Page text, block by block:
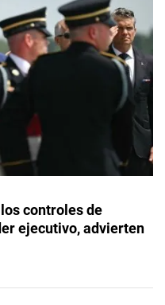
controles de
ejecutivo, advierten